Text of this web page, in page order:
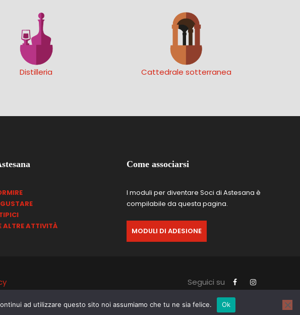
Distilleria Cattedrale sotterranea
ALTRE ATTIVITÀ
Come associarsi
I moduli per diventare Soci di Astesana è
compilabile da questa pagina.
MODULI DI ADESIONE
Seguici su
ad utilizzare questo sito noi assumiamo che tu ne sia felice. Ok